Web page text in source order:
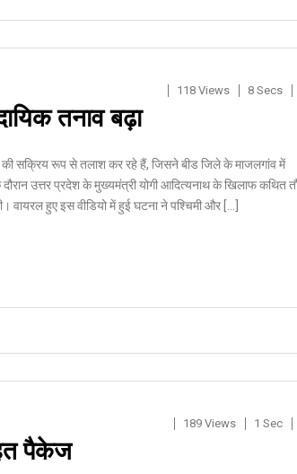
118 Views 8 Secs
तनाव बढ़ा
की सक्रिय रूप से तलाश कर रहे हैं, जिसने बीड जिले के माजलगांव में
उत्तर प्रदेश के मुख्यमंत्री योगी आदित्यनाथ के खिलाफ कथित
हुए इस वीडियो में हुई घटना ने पश्चिमी और […]
189 Views 1 Sec
पैकेज